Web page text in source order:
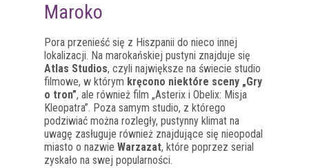
Maroko
Pora przenieść się z Hiszpanii do nieco innej
lokalizacji. Na marokańskiej pustyni znajduje się
Atlas Studios, czyli największe na świecie studio
filmowe, w którym kręcono niektóre sceny „Gry
o tron”, ale również film „Asterix i Obelix: Misja
Kleopatra”. Poza samym studio, z którego
podziwiać można rozległy, pustynny klimat na
uwagę zasługuje również znajdujące się nieopodal
miasto o nazwie Warzazat, które poprzez serial
zyskało na swej popularności.